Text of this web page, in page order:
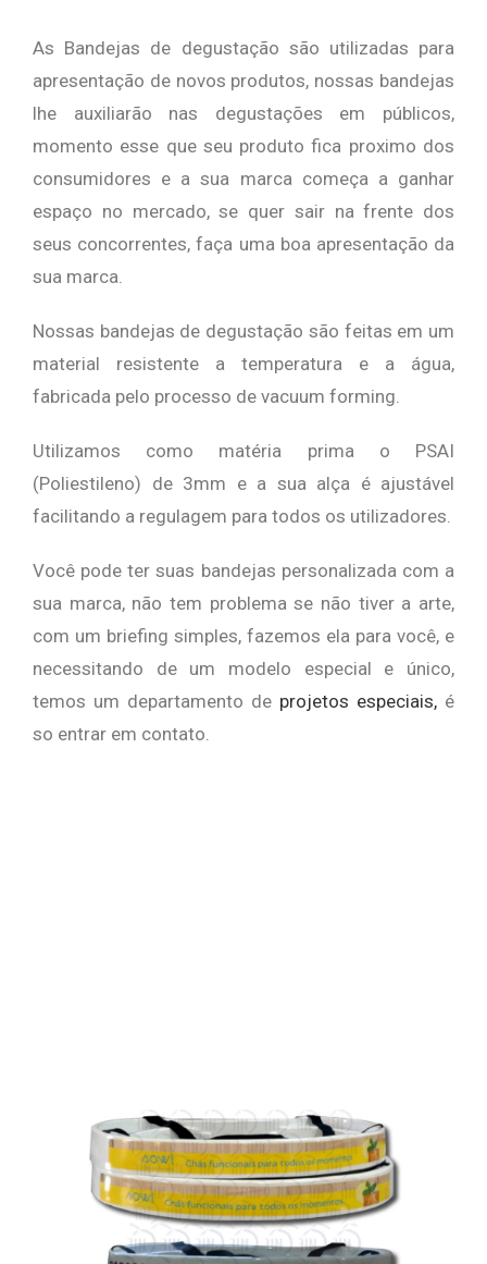
As Bandejas de degustação são utilizadas para
apresentação de novos produtos, nossas bandejas
lhe auxiliarão nas degustações em públicos,
momento esse que seu produto fica proximo dos
consumidores e a sua marca começa a ganhar
espaço no mercado, se quer sair na frente dos
seus concorrentes, faça uma boa apresentação da
sua marca.
Nossas bandejas de degustação são feitas em um
material resistente a temperatura e a água,
fabricada pelo processo de vacuum forming.
Utilizamos como matéria prima o PSAI
(Poliestileno) de 3mm e a sua alça é ajustável
facilitando a regulagem para todos os utilizadores.
Você pode ter suas bandejas personalizada com a
sua marca, não tem problema se não tiver a arte,
com um briefing simples, fazemos ela para você, e
necessitando de um modelo especial e único,
temos um departamento de projetos especiais, é
so entrar em contato.